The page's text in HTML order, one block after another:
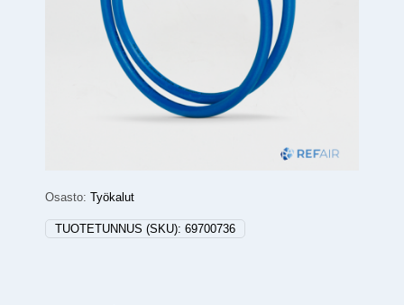
Osasto: Työkalut
TUOTETUNNUS (SKU): 69700736